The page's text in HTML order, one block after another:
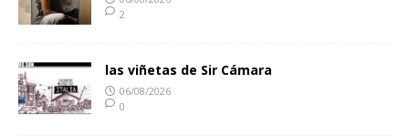
2
las viñetas de Sir Cámara
06/08/2026
0